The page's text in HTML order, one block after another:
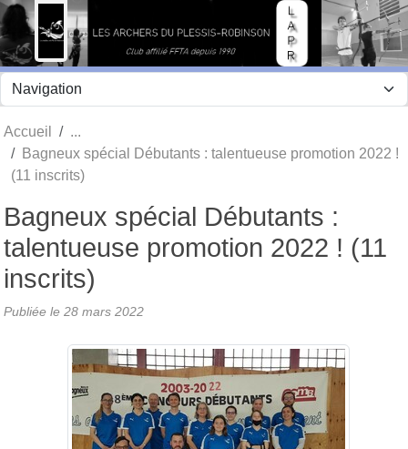
Accueil
Bagneux spécial Débutants : talentueuse promotion 2022 !
(11 inscrits)
Bagneux spécial Débutants :
talentueuse promotion 2022 ! (11
inscrits)
Publiée le 28 mars 2022
Panneau de gestion des cookies